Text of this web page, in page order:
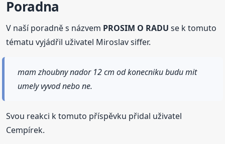
Poradna
V naší poradně s názvem PROSIM O RADU se k tomuto
tématu vyjádřil uživatel Miroslav siffer.
mam zhoubny nador 12 cm od konecniku budu mit
umely vyvod nebo ne.
Svou reakci k tomuto příspěvku přidal uživatel
Cempírek.